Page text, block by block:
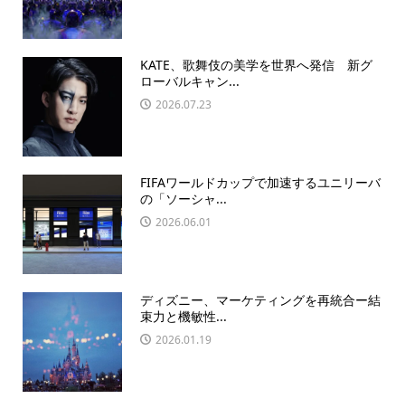
KATE、歌舞伎の美学を世界へ発信 新グ
ローバルキャン...
2026.07.23
FIFAワールドカップで加速するユニリーバ
の「ソーシャ...
2026.06.01
ディズニー、マーケティングを再統合ー結
束力と機敏性...
2026.01.19